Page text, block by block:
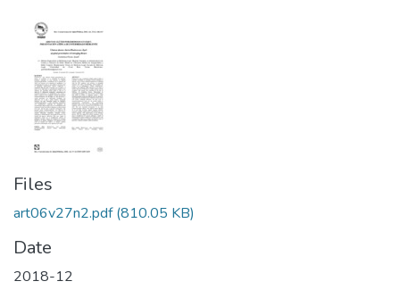
Files
art06v27n2.pdf(810.05 KB)
Date
2018-12